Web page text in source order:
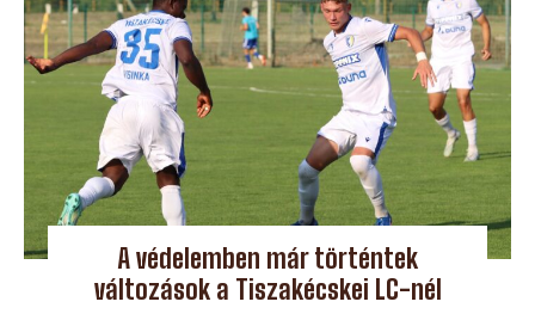
A védelemben már történtek
változások a Tiszakécskei LC-nél